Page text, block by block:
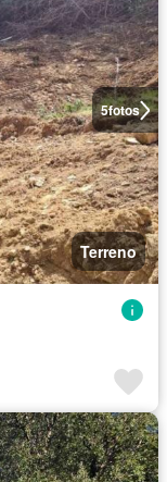
5fotos
Terreno